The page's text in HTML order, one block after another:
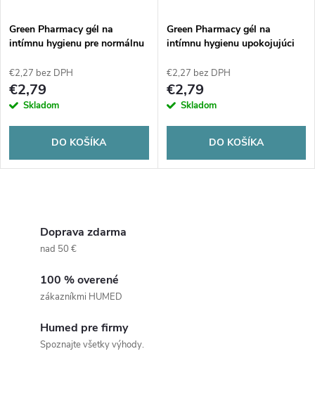
o
v
v
Green Pharmacy gél na
intímnu hygienu pre normálnu
€2,27 bez DPH
€2,79
Skladom
DO KOŠÍKA
Green Pharmacy gél na
intímnu hygienu upokojujúci
€2,27 bez DPH
€2,79
Skladom
DO KOŠÍKA
Doprava zdarma
nad 50 €
100 % overené
zákazníkmi HUMED
Humed pre firmy
Spoznajte všetky výhody.